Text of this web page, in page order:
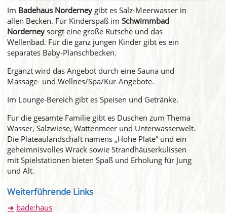
Im Badehaus Norderneygibt es Salz-Meerwasser in
allen Becken. Für Kinderspaß imSchwimmbad
Norderneysorgt eine große Rutsche und das
Wellenbad. Für die ganz jungen Kinder gibt es ein
separates Baby-Planschbecken.
Ergänzt wird das Angebot durch eine Sauna und
Massage- und Wellnes/Spa/Kur-Angebote.
Im Lounge-Bereich gibt es Speisen und Getränke.
Für die gesamte Familie gibt es Duschen zum Thema
Wasser, Salzwiese, Wattenmeer und Unterwasserwelt.
Die Plateaulandschaft namens „Hohe Plate“ und ein
geheimnisvolles Wrack sowie Strandhäuserkulissen
mit Spielstationen bieten Spaß und Erholung für Jung
und Alt.
Weiterführende Links
bade:haus